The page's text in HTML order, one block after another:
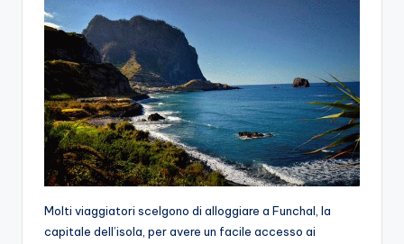
Molti viaggiatori scelgono di alloggiare a Funchal, la
capitale dell’isola, per avere un facile accesso ai